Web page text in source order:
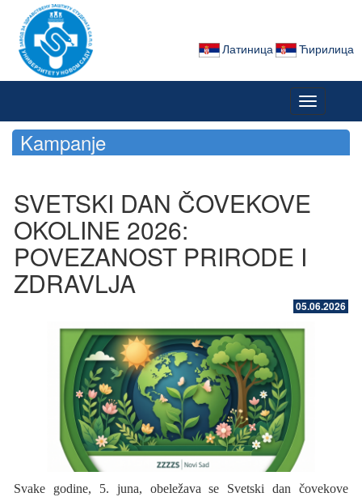
Toggle
navigation
Ћирилица
Латиница
Kampanje
SVETSKI DAN ČOVEKOVE
OKOLINE 2026:
POVEZANOST PRIRODE I
ZDRAVLJA
05.06.2026
Svake godine, 5. juna, obeležava se Svetski dan čovekove